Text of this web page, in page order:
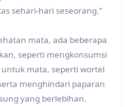
sehari-hari seseorang.”
mata, ada beberapa
seperti mengkonsumsi
mata, seperti wortel
menghindari paparan
yang berlebihan.